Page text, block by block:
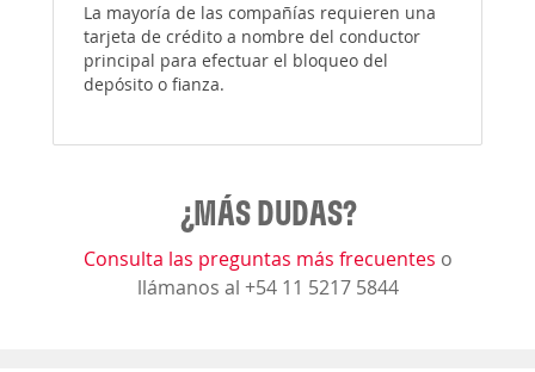
La mayoría de las compañías requieren una
tarjeta de crédito a nombre del conductor
principal para efectuar el bloqueo del
depósito o fianza.
¿MÁS DUDAS?
Consulta las preguntas más frecuentes o
llámanos al +54 11 5217 5844